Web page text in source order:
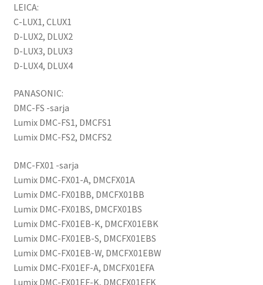
LEICA:
C-LUX1, CLUX1
D-LUX2, DLUX2
D-LUX3, DLUX3
D-LUX4, DLUX4
PANASONIC:
DMC-FS -sarja
Lumix DMC-FS1, DMCFS1
Lumix DMC-FS2, DMCFS2
DMC-FX01 -sarja
Lumix DMC-FX01-A, DMCFX01A
Lumix DMC-FX01BB, DMCFX01BB
Lumix DMC-FX01BS, DMCFX01BS
Lumix DMC-FX01EB-K, DMCFX01EBK
Lumix DMC-FX01EB-S, DMCFX01EBS
Lumix DMC-FX01EB-W, DMCFX01EBW
Lumix DMC-FX01EF-A, DMCFX01EFA
Lumix DMC-FX01EF-K, DMCFX01EFK